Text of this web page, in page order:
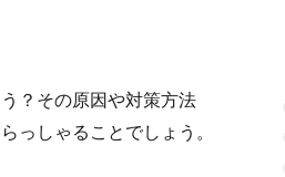
？その原因や対策方法
っしゃることでしょう。